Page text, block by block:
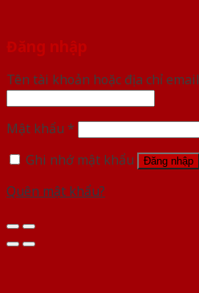
Đăng nhập
Tên tài khoản hoặc địa chỉ email
Mật khẩu *
Ghi nhớ mật khẩu
Đăng nhập
Quên mật khẩu?